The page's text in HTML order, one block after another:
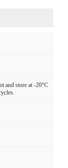
and store at -20°C